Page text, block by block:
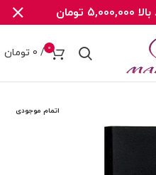
0
/
0 تومان
اتمام موجودی